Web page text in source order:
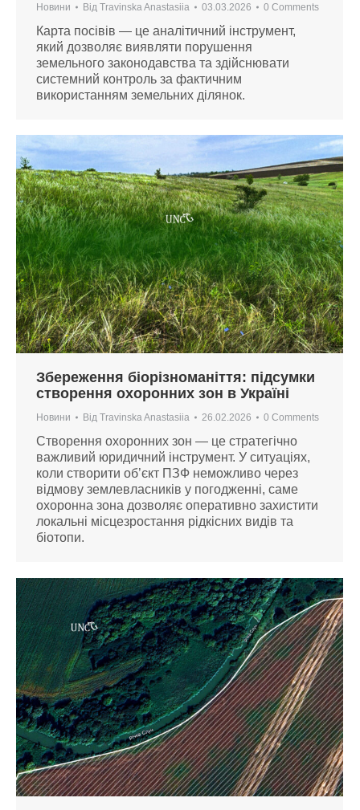
Новини Від Travinska Anastasiia 03.03.2026 0 Comments
Карта посівів — це аналітичний інструмент,
який дозволяє виявляти порушення
земельного законодавства та здійснювати
системний контроль за фактичним
використанням земельних ділянок.
Збереження біорізноманіття: підсумки
створення охоронних зон в Україні
Новини Від Travinska Anastasiia 26.02.2026 0 Comments
Створення охоронних зон — це стратегічно
важливий юридичний інструмент. У ситуаціях,
коли створити об’єкт ПЗФ неможливо через
відмову землевласників у погодженні, саме
охоронна зона дозволяє оперативно захистити
локальні місцезростання рідкісних видів та
біотопи.